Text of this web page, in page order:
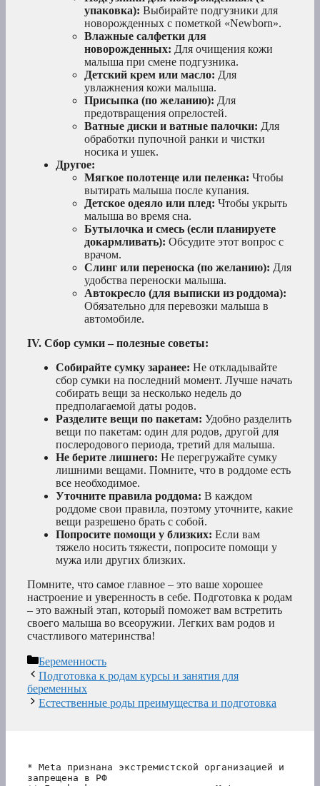
упаковка): Выбирайте подгузники для
новорожденных с пометкой «Newborn».
Влажные салфетки для
новорожденных: Для очищения кожи
малыша при смене подгузника.
Детский крем или масло: Для
увлажнения кожи малыша.
Присыпка (по желанию): Для
предотвращения опрелостей.
Ватные диски и ватные палочки: Для
обработки пупочной ранки и чистки
носика и ушек.
Другое:
Мягкое полотенце или пеленка: Чтобы
вытирать малыша после купания.
Детское одеяло или плед: Чтобы укрыть
малыша во время сна.
Бутылочка и смесь (если планируете
докармливать): Обсудите этот вопрос с
врачом.
Слинг или переноска (по желанию): Для
удобства переноски малыша.
Автокресло (для выписки из роддома):
Обязательно для перевозки малыша в
автомобиле.
IV. Сбор сумки – полезные советы:
Собирайте сумку заранее: Не откладывайте
сбор сумки на последний момент. Лучше начать
собирать вещи за несколько недель до
предполагаемой даты родов.
Разделите вещи по пакетам: Удобно разделить
вещи по пакетам: один для родов, другой для
послеродового периода, третий для малыша.
Не берите лишнего: Не перегружайте сумку
лишними вещами. Помните, что в роддоме есть
все необходимое.
Уточните правила роддома: В каждом
роддоме свои правила, поэтому уточните, какие
вещи разрешено брать с собой.
Попросите помощи у близких: Если вам
тяжело носить тяжести, попросите помощи у
мужа или других близких.
Помните, что самое главное – это ваше хорошее
настроение и уверенность в себе. Подготовка к родам
– это важный этап, который поможет вам встретить
своего малыша во всеоружии. Легких вам родов и
счастливого материнства!
Рубрики
Беременность
Подготовка к родам курсы и занятия для
беременных
Естественные роды преимущества и подготовка
* Meta признана экстремистской организацией и
запрещена в РФ